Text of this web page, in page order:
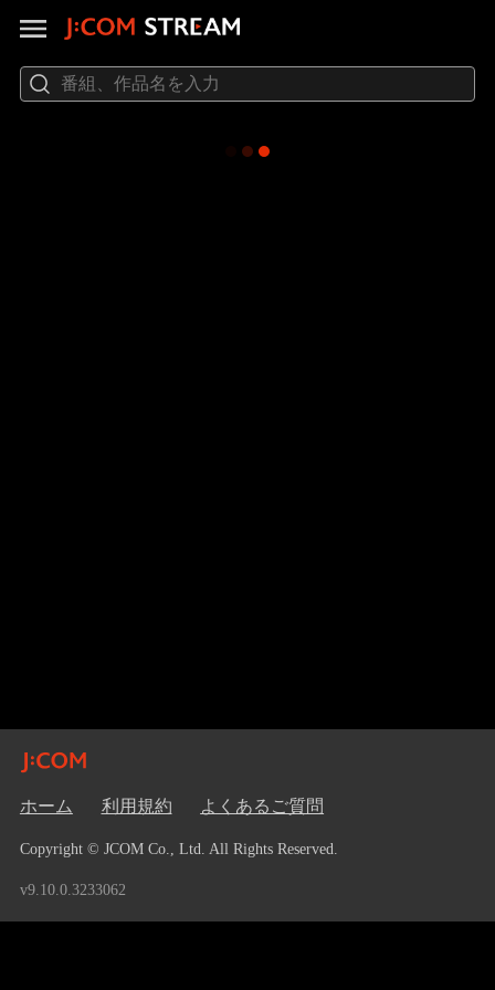
ホーム 利用規約 よくあるご質問
Copyright © JCOM Co., Ltd. All Rights Reserved.
v9.10.0.3233062